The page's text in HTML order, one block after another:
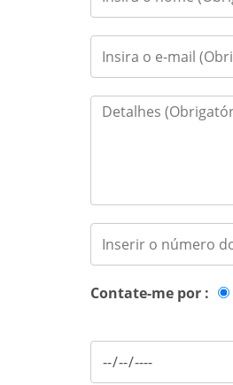
Contate-me por :